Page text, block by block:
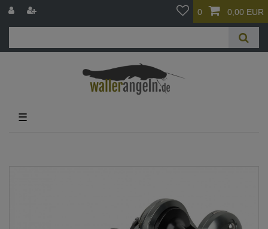
0 0,00 EUR
☰